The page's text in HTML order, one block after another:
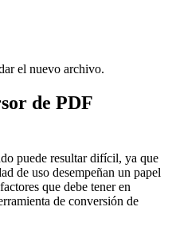
el nuevo archivo.
de PDF
puede resultar difícil, ya que
de uso desempeñan un papel
que debe tener en
de conversión de